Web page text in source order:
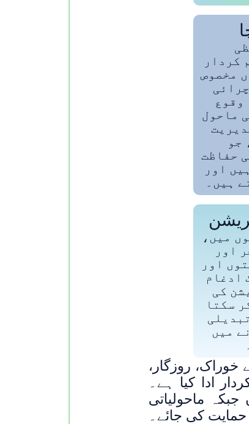
کردار
مخصوص
وقوع
ماحول
جو
حفاظت
اور
ہیں۔
میں،
اور
اور
ادغام
کی
سکتا
میں
روزگار،
ادا کیا ہے۔
ماحولیاتی
حمایت کی جائے۔